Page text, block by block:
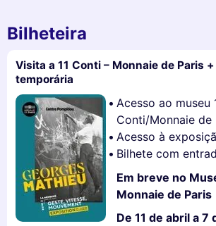
Bilheteira
Visita a 11 Conti – Monnaie de Paris
temporária
Acesso ao museu
Conti/Monnaie de
Acesso à
Bilhete com
Em breve no
Monnaie de Paris
De 11 de abril a